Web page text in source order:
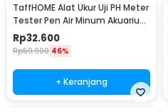
TaffHOME Alat Ukur Uji PH Meter
Tester Pen Air Minum Akuarium
- PH-009
Rp32.600
Rp59.900 46%
+ Keranjang